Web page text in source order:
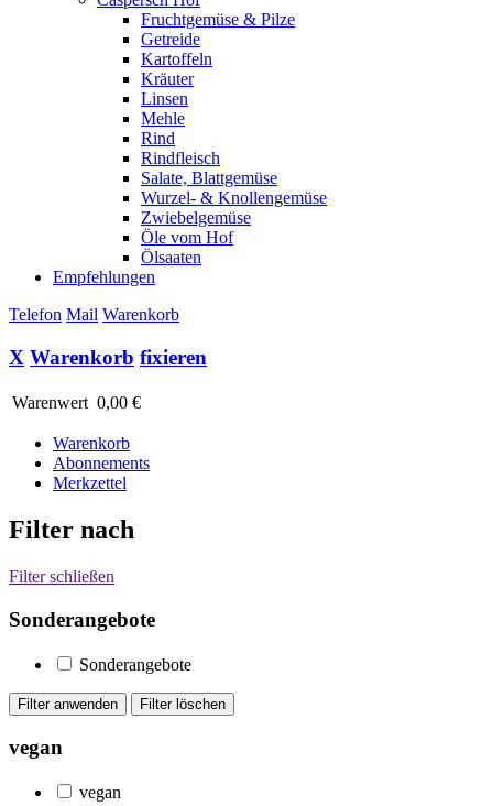
Fruchtgemüse & Pilze
Getreide
Kartoffeln
Kräuter
Linsen
Mehle
Rind
Rindfleisch
Salate, Blattgemüse
Wurzel- & Knollengemüse
Zwiebelgemüse
Öle vom Hof
Ölsaaten
Empfehlungen
Telefon Mail Warenkorb
X Warenkorb fixieren
Warenwert 0,00 €
Warenkorb
Abonnements
Merkzettel
Filter nach
Filter schließen
Sonderangebote
Sonderangebote
vegan
vegan